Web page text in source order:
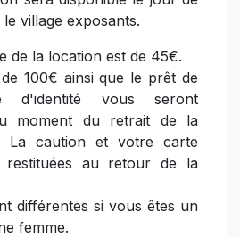
le village exposants.
de la location est de 45€.
100€ ainsi que le prêt de
d'identité vous seront
moment du retrait de la
La caution et votre carte
restituées au retour de la
différentes si vous êtes un
femme.